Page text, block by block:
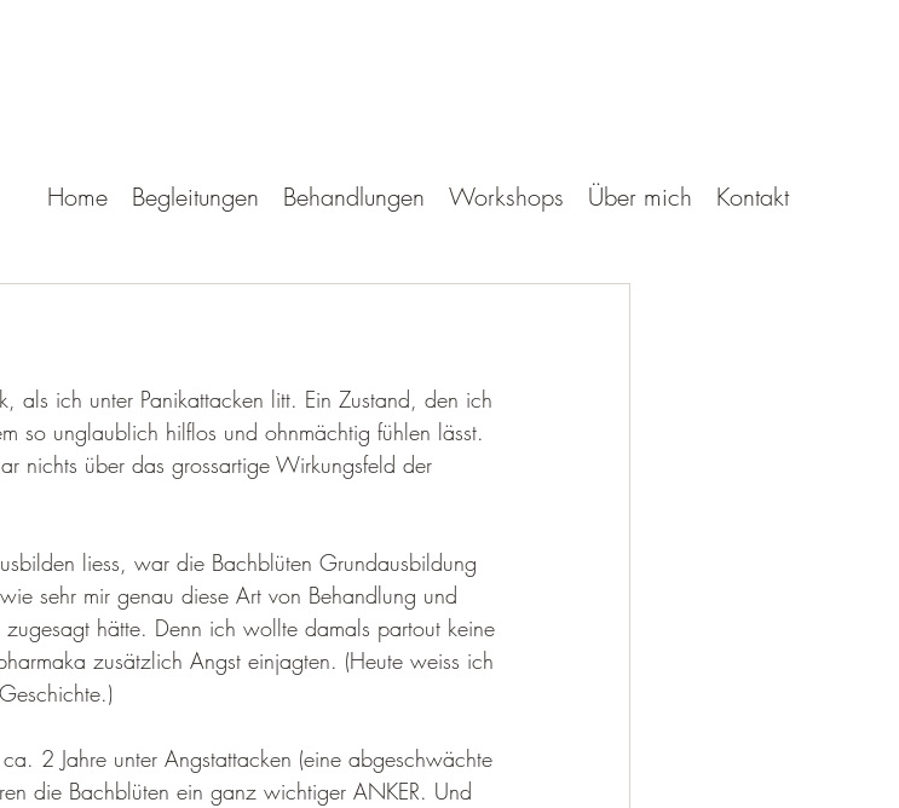
Home Begleitungen Behandlungen Workshops Über mich Kontakt
als ich unter Panikattacken litt. Ein Zustand, den ich
so unglaublich hilflos und ohnmächtig fühlen lässt.
nichts über das grossartige Wirkungsfeld der
liess, war die Bachblüten Grundausbildung
sehr mir genau diese Art von Behandlung und
hätte. Denn ich wollte damals partout keine
zusätzlich Angst einjagten. (Heute weiss ich
2 Jahre unter Angstattacken (eine abgeschwächte
die Bachblüten ein ganz wichtiger ANKER. Und